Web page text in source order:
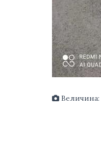
Величина: